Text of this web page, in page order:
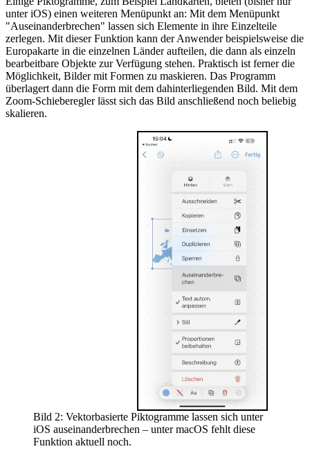
unter iOS) einen weiteren Menüpunkt an: Mit dem Menüpunkt
"Auseinanderbrechen" lassen sich Elemente in ihre Einzelteile
zerlegen. Mit dieser Funktion kann der Anwender beispielsweise die
Europakarte in die einzelnen Länder aufteilen, die dann als einzeln
bearbeitbare Objekte zur Verfügung stehen. Praktisch ist ferner die
Möglichkeit, Bilder mit Formen zu maskieren. Das Programm
überlagert dann die Form mit dem dahinterliegenden Bild. Mit dem
Zoom-Schieberegler lässt sich das Bild anschließend noch beliebig
skalieren.
Bild 2: Vektorbasierte Piktogramme lassen sich unter
iOS auseinanderbrechen – unter macOS fehlt diese
Funktion aktuell noch.